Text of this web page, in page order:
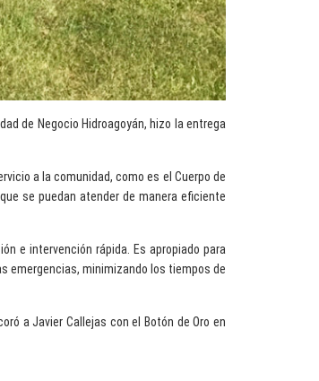
de Negocio Hidroagoyán, hizo la entrega
a la comunidad, como es el Cuerpo de
se puedan atender de manera eficiente
e intervención rápida. Es apropiado para
emergencias, minimizando los tiempos de
a Javier Callejas con el Botón de Oro en